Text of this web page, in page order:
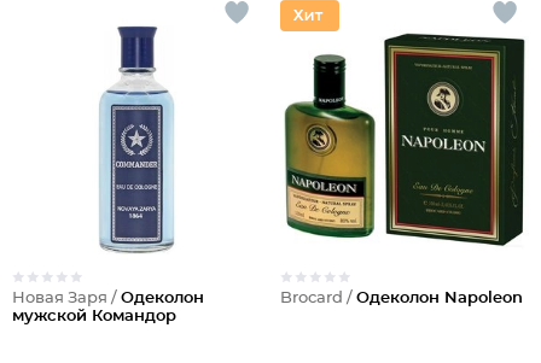
Новая Заря / Одеколон
мужской Командор
Brocard / Одеколон Napoleon